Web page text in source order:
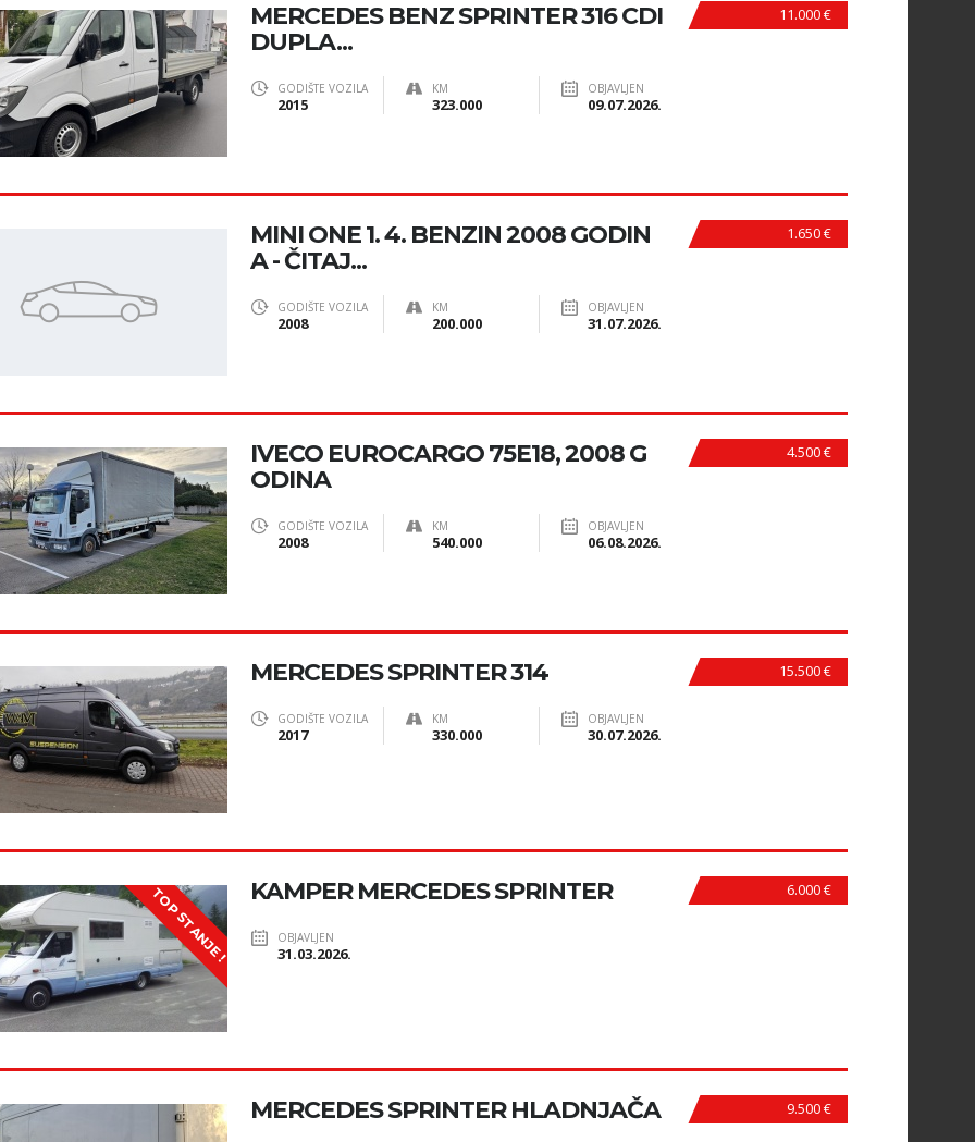
11.000 €
MERCEDES BENZ SPRINTER 316 CDI
DUPLA...
GODIŠTE VOZILA
2015
KM
323.000
OBJAVLJEN
09.07.2026.
1.650 €
MINI ONE 1. 4. BENZIN 2008 GODIN
A - ČITAJ...
GODIŠTE VOZILA
2008
KM
200.000
OBJAVLJEN
31.07.2026.
4.500 €
IVECO EUROCARGO 75E18, 2008 G
ODINA
GODIŠTE VOZILA
2008
KM
540.000
OBJAVLJEN
06.08.2026.
15.500 €
MERCEDES SPRINTER 314
GODIŠTE VOZILA
2017
KM
330.000
OBJAVLJEN
30.07.2026.
TOP STANJE ! 6.000 €
KAMPER MERCEDES SPRINTER
OBJAVLJEN
31.03.2026.
9.500 €
MERCEDES SPRINTER HLADNJAČA